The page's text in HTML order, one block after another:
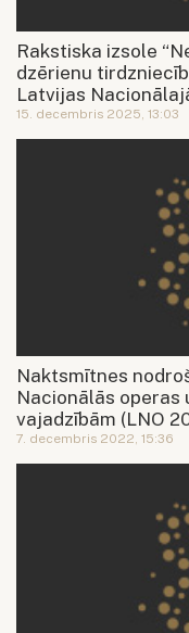
Rakstiska izsole
dzērienu
Latvijas
15. decembris 2025, 13:03
Naktsmītnes
Nacionālās
vajadzībām (LNO
7. decembris 2022, 15:36